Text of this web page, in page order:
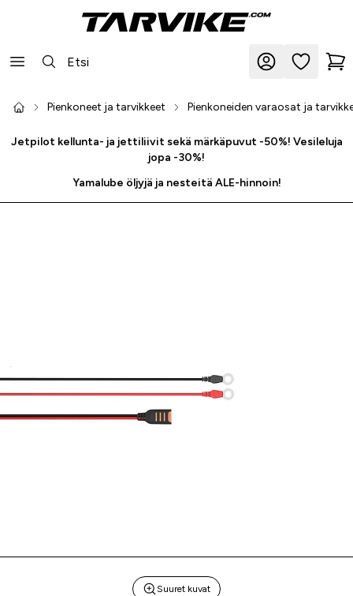
Pienkoneet ja tarvikkeet Pienkoneiden varaosat ja
Jetpilot kellunta- ja jettiliivit sekä märkäpuvut -50%! Vesileluja
jopa -30%!
Yamalube öljyjä ja nesteitä ALE-hinnoin!
Suuret kuvat